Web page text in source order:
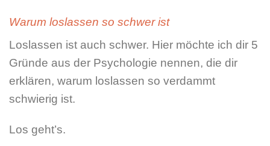
Warum loslassen so schwer ist
Loslassen ist auch schwer. Hier möchte ich dir 5
Gründe aus der Psychologie nennen, die dir
erklären, warum loslassen so verdammt
schwierig ist.
Los geht’s.